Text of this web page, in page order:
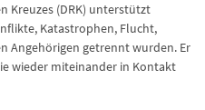
Kreuzes (DRK) unterstützt
Katastrophen, Flucht,
Angehörigen getrennt wurden. Er
wieder miteinander in Kontakt